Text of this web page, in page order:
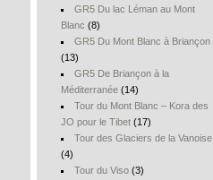
GR5 Du lac Léman au Mont
Blanc (8)
GR5 Du Mont Blanc à Briançon
(13)
GR5 De Briançon à la
Méditerranée (14)
Tour du Mont Blanc – Kora des
JO pour le Tibet (17)
Tour des Glaciers de la Vanoise
(4)
Tour du Viso(3)